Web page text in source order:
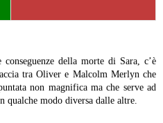
della morte di Sara, c’è
tra Oliver e Malcolm Merlyn che
non magnifica ma che serve ad
qualche modo diversa dalle altre.